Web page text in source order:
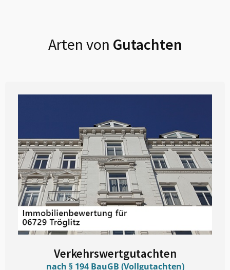
Arten von Gutachten
Verkehrswertgutachten
nach § 194 BauGB (Vollgutachten)